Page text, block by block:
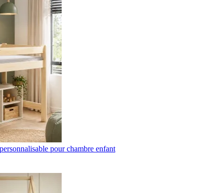
pour chambre enfant